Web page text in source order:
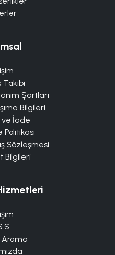
Takibi
Şartları
Bilgileri
İade
Sözleşmesi
Bilgileri
Arama